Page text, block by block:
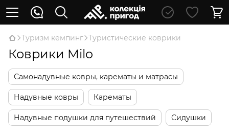
Туризм кемпинг Туристические коврики
Коврики Milo
Самонадувные ковры, карематы и матрасы
Надувные ковры Карематы
Надувные подушки для путешествий Сидушки